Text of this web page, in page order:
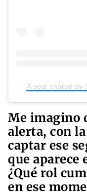
A post shared by
Me imagino
alerta, con
captar ese
que aparece
¿Qué rol
en ese